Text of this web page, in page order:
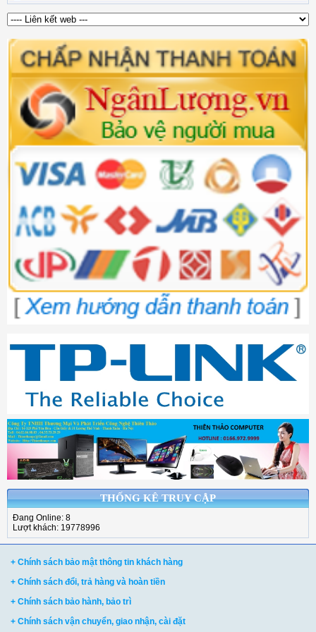
THỐNG KÊ TRUY CẬP
Đang Online: 8
Lượt khách: 19778996
+ Chính sách bảo mật thông tin khách hàng
+ Chính sách đổi, trả hàng và hoàn tiền
+ Chính sách bảo hành, bảo trì
+ Chính sách vận chuyển, giao nhận, cài đặt